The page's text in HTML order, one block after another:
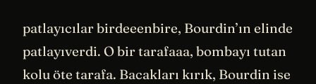
patlayıcılar birdeeenbire, Bourdin’ın elinde
patlayıverdi. O bir tarafaaa, bombayı tutan
kolu öte tarafa. Bacakları kırık, Bourdin ise